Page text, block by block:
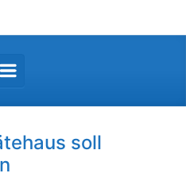
soll